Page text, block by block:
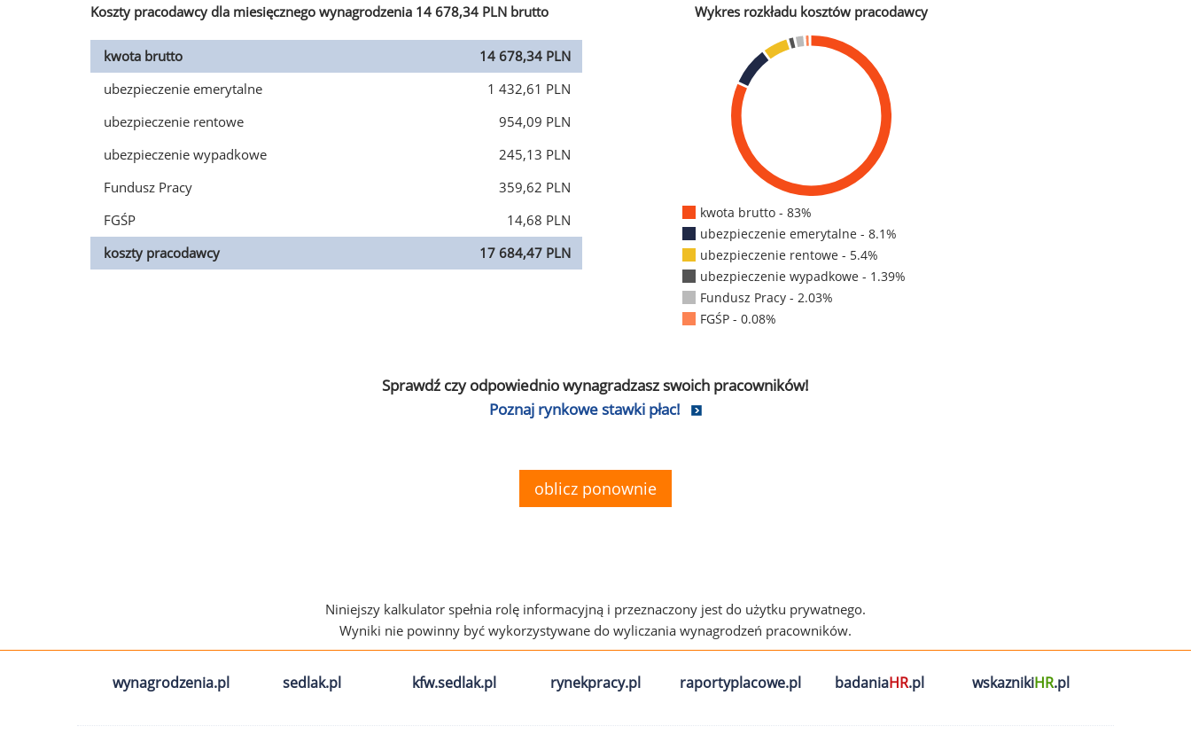
Koszty pracodawcy dla miesięcznego wynagrodzenia 14 678,34 PLN brutto
kwota brutto
14 678,34 PLN
ubezpieczenie emerytalne
1 432,61 PLN
ubezpieczenie rentowe
954,09 PLN
ubezpieczenie wypadkowe
245,13 PLN
Fundusz Pracy
359,62 PLN
FGŚP
14,68 PLN
koszty pracodawcy
17 684,47 PLN
Wykres rozkładu kosztów pracodawcy
kwota brutto - 83%
ubezpieczenie emerytalne - 8.1%
ubezpieczenie rentowe - 5.4%
ubezpieczenie wypadkowe - 1.39%
Fundusz Pracy - 2.03%
FGŚP - 0.08%
Sprawdź czy odpowiednio wynagradzasz swoich pracowników!
Poznaj rynkowe stawki płac!
oblicz ponownie
Niniejszy kalkulator spełnia rolę informacyjną i przeznaczony jest do użytku prywatnego.
Wyniki nie powinny być wykorzystywane do wyliczania wynagrodzeń pracowników.
wynagrodzenia.pl sedlak.pl kfw.sedlak.pl rynekpracy.pl raportyplacowe.pl badaniaHR.pl wskaznikiHR.pl